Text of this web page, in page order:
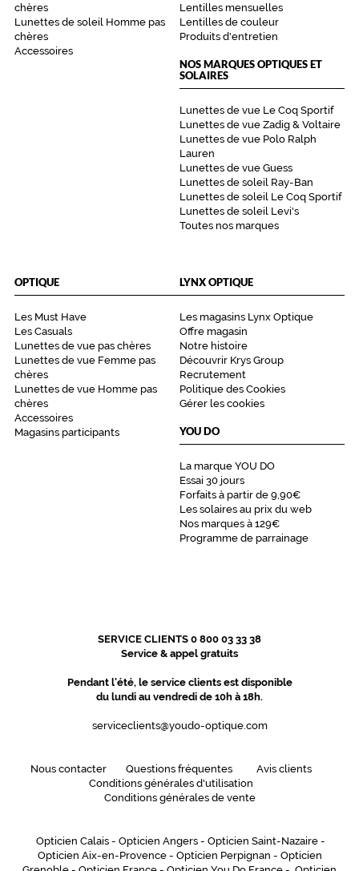
chères
Lunettes de soleil Homme pas
chères
Accessoires
Lentilles mensuelles
Lentilles de couleur
Produits d'entretien
NOS MARQUES OPTIQUES ET
SOLAIRES
Lunettes de vue Le Coq Sportif
Lunettes de vue Zadig & Voltaire
Lunettes de vue Polo Ralph
Lauren
Lunettes de vue Guess
Lunettes de soleil Ray-Ban
Lunettes de soleil Le Coq Sportif
Lunettes de soleil Levi's
Toutes nos marques
OPTIQUE
Les Must Have
Les Casuals
Lunettes de vue pas chères
Lunettes de vue Femme pas
chères
Lunettes de vue Homme pas
chères
Accessoires
Magasins participants
LYNX OPTIQUE
Les magasins Lynx Optique
Offre magasin
Notre histoire
Découvrir Krys Group
Recrutement
Politique des Cookies
Gérer les cookies
YOU DO
La marque YOU DO
Essai 30 jours
Forfaits à partir de 9,90€
Les solaires au prix du web
Nos marques à 129€
Programme de parrainage
SERVICE CLIENTS 0 800 03 33 38
Service & appel gratuits
Pendant l'été, le service clients est disponible
du lundi au vendredi de 10h à 18h.
serviceclients@youdo-optique.com
Nous contacter Questions fréquentes
Avis clients
Conditions générales d'utilisation
Conditions générales de vente
Opticien Calais - Opticien Angers - Opticien Saint-Nazaire -
Opticien Aix-en-Provence- Opticien Perpignan - Opticien